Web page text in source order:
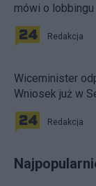
mówi o lobbingu
Redakcja
Wiceminister
Wniosek już w
Redakcja